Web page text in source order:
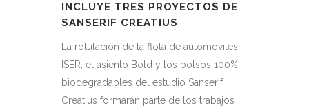
INCLUYE TRES PROYECTOS DE
SANSERIF CREATIUS
La rotulación de la flota de automóviles
ISER, el asiento Bold y los bolsos 100%
biodegradables del estudio Sanserif
Creatius formarán parte de los trabajos